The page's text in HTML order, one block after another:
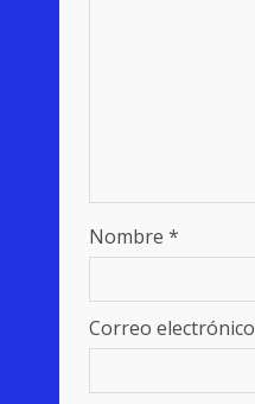
Nombre *
Correo electrónico